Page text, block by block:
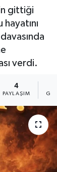
gittiği
hayatını
verdi.
4
PAYLAŞIM